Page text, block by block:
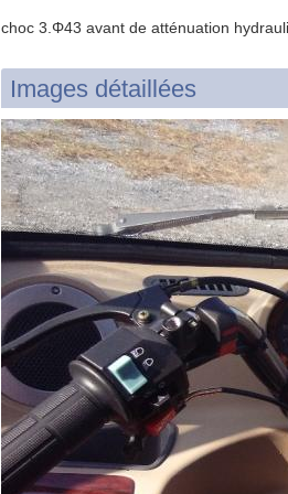
choc 3.Φ43 avant de atténuation
Images détaillées